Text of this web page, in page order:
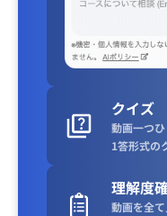
クイズ
動画一つ
1答形式の
理解度
動画を全